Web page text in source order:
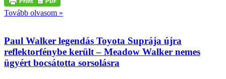
Tovább olvasom »
Paul Walker legendás Toyota Suprája újra
reflektorfénybe került – Meadow Walker nemes
ügyért bocsátotta sorsolásra